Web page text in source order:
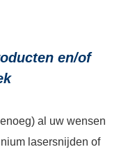
en/of
al uw wensen
lasersnijden of